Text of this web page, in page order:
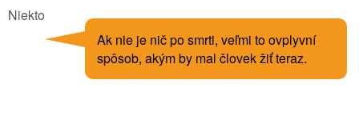
Niekto
Ak nie je nič po smrti, veľmi to ovplyvní
spôsob, akým by mal človek žiť teraz.